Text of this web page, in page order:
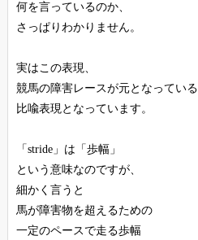
何を言っているのか、
さっぱりわかりません。
実はこの表現、
競馬の障害レースが元となっている
比喩表現となっています。
「stride」は「歩幅」
という意味なのですが、
細かく言うと
馬が障害物を超えるための
一定のペースで走る歩幅